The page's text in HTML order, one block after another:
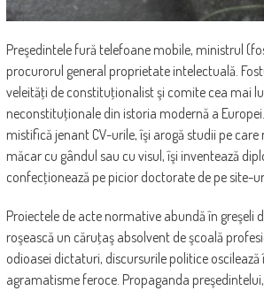
Preşedintele fură telefoane mobile, ministrul
procurorul general proprietate intelectuală.
veleităţi de constituţionalist şi comite cea mai
neconstituţionale din istoria modernă a
mistifică jenant CV-urile, îşi arogă studii pe
măcar cu gândul sau cu visul, îşi inventează
confecţionează pe picior doctorate de pe site-
Proiectele de acte normative abundă în greşeli
roşească un căruţaş absolvent de şcoală
odioasei dictaturi, discursurile politice oscilează
agramatisme feroce. Propaganda